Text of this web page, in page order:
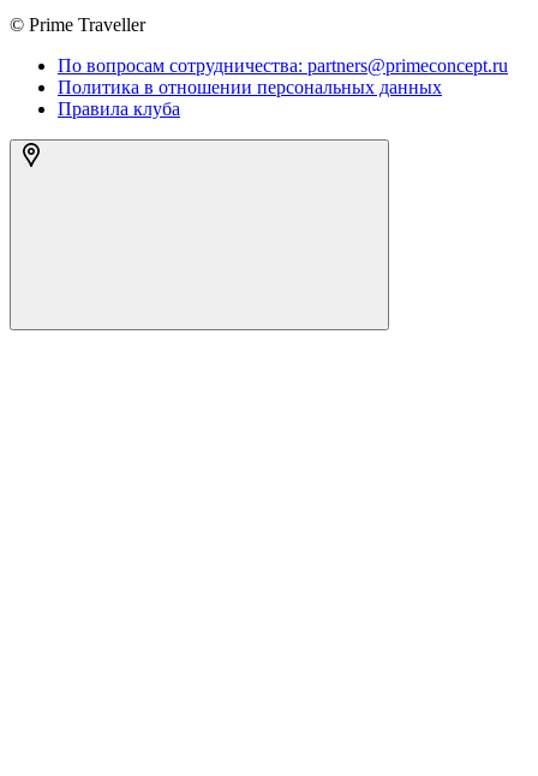
© Prime Traveller
По вопросам сотрудничества: partners@primeconcept.ru
Политика в отношении персональных данных
Правила клуба